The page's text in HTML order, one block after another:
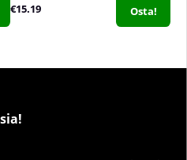
€15.19 Osta!